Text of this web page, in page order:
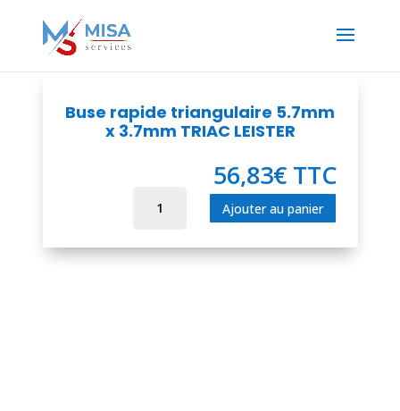
Buse rapide triangulaire 5.7mm
x 3.7mm TRIAC LEISTER
56,83€ TTC
rapide
Ajouter au panier